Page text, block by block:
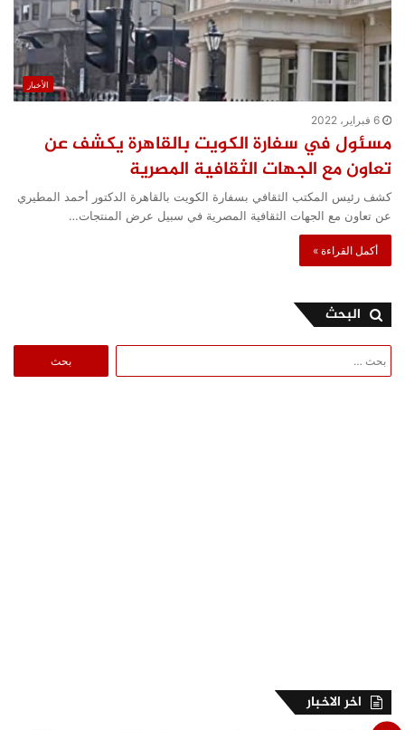
الأخبار
6 فبراير، 2022
مسئول في سفارة الكويت بالقاهرة يكشف عن
تعاون مع الجهات الثقافية المصرية
كشف رئيس المكتب الثقافي بسفارة الكويت بالقاهرة الدكتور أحمد المطيري
عن تعاون مع الجهات الثقافية المصرية في سبيل عرض المنتجات…
أكمل القراءة »
البحث
عن:
اخر الاخبار